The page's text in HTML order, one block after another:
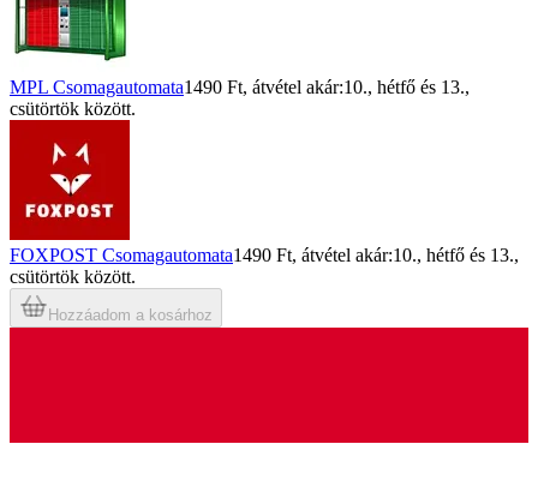
MPL Csomagautomata1490 Ft, átvétel akár:10., hétfő és 13.,
csütörtök között.
FOXPOST Csomagautomata1490 Ft, átvétel akár:10., hétfő és 13.,
csütörtök között.
Hozzáadom a kosárhoz